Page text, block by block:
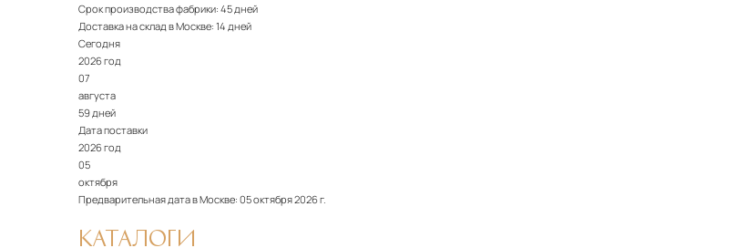
Срок производства фабрики: 45 дней
Доставка на склад в Москве: 14 дней
Сегодня
2026 год
07
августа
59 дней
Дата поставки
2026 год
05
октября
Предварительная дата в Москве:05 октября 2026 г.
КАТАЛОГИ